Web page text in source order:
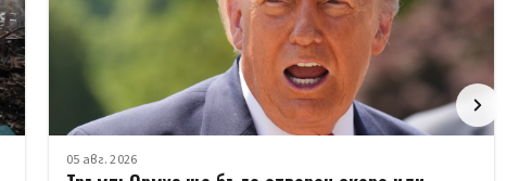
05 авг. 2026
Тръмп: Ормуз ще бъде отворен скоро или